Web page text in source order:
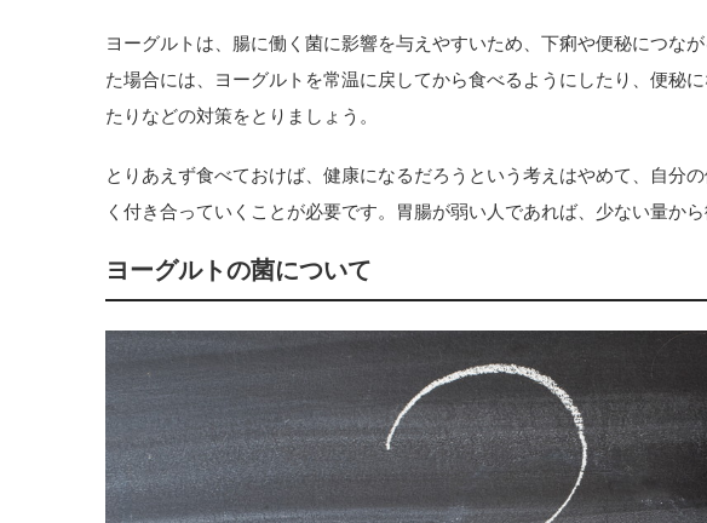
ヨーグルトは、腸に働く菌に影響を与えやすいため、下痢や便秘につな
た場合には、ヨーグルトを常温に戻してから食べるようにしたり、便秘
たりなどの対策をとりましょう。
とりあえず食べておけば、健康になるだろうという考えはやめて、自分
く付き合っていくことが必要です。胃腸が弱い人であれば、少ない量か
ヨーグルトの菌について